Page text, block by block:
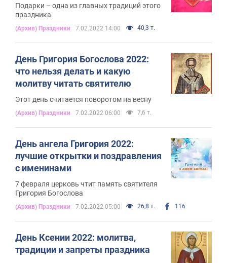
Подарки – одна из главных традиций этого
праздника
(Архив) Праздники 7.02.2022 14:00 40,3 т.
День Григория Богослова 2022:
что нельзя делать и какую
молитву читать святителю
Этот день считается поворотом на весну
(Архив) Праздники 7.02.2022 06:00 7,6 т.
День ангела Григория 2022:
лучшие открытки и поздравления
с именинами
7 февраля церковь чтит память святителя
Григория Богослова
(Архив) Праздники 7.02.2022 05:00 26,8 т. 116
День Ксении 2022: молитва,
традиции и запреты праздника